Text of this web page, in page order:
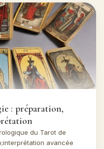
: préparation,
du Tarot de
avancée